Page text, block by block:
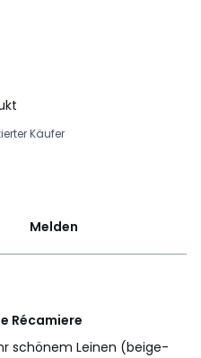
Käufer
Melden
Récamiere
schönem Leinen (beige-